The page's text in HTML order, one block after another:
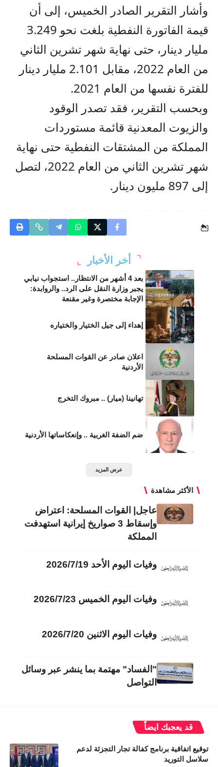
وأشار التقرير الصادر الخميس، إلى أن
قيمة الفاتورة النفطية بلغت نحو 3.249
مليار دينار، حتى نهاية شهر تشرين الثاني
من العام 2022، مقابل 2.101 مليار دينار
للفترة نفسها من العام 2021.
وبحسب التقرير، فقد تصدر الوقود
والزيوت المعدنية قائمة مستوردات
المملكة من المشتقات النفطية حتى نهاية
شهر تشرين الثاني من العام 2022، لتصل
إلى 897 مليون دينار.
أخر الأخبار
بعد 4 أشهر من الانتظار.. استجواب نيابي
يجبر وزارة النقل على الرد.. والروابدة:
الإجابة مختصرة وغير مقنعة
إهداء إلى جيل الختيار والختياره
اعلان صادر عن القوات المسلحة
الأردنية
تهانينا (ميار) .. مبروك التخرج
ضم الضفة الغربية .. وإنعكاساتها الأردنية
عرض المزيد
الأكثر مشاهدة
عاجل| القوات المسلحة: اعتراض
وإسقاط 3 صواريخ إيرانية استهدفت
المملكة
وفيات اليوم الأحد 2026/7/19
وفيات اليوم الخميس 2026/7/23
وفيات اليوم الاثنين 2026/7/20
"الفساد" مهتمة بما ينشر عبر وسائل
التواصل
قد يعجبك ايضاً
توقيع اتفاقية برنامج كفالة تجار التجزئة لدعم
سلاسل التوريد